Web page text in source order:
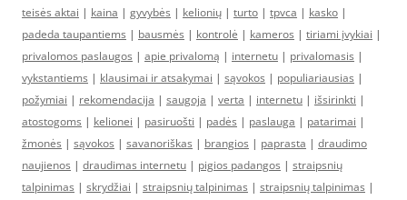
teisės aktai | kaina | gyvybės | kelionių | turto | tpvca | kasko |
padeda taupantiems | bausmės | kontrolė | kameros | tiriami įvykiai |
privalomos paslaugos | apie privalomą | internetu | privalomasis |
vykstantiems | klausimai ir atsakymai | sąvokos | populiariausias |
požymiai | rekomendacija | saugoja | verta | internetu | išsirinkti |
atostogoms | kelionei | pasiruošti | padės | paslauga | patarimai |
žmonės | sąvokos | savanoriškas | brangios | paprasta | draudimo
naujienos | draudimas internetu | pigios padangos | straipsnių
talpinimas | skrydžiai | straipsnių talpinimas | straipsnių talpinimas |